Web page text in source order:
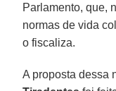
Parlamento, que,
normas de vida
o fiscaliza.
A proposta dessa